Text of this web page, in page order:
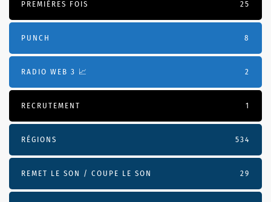
PREMIÈRES FOIS 25
PUNCH 8
RADIO WEB 3 📈 2
RECRUTEMENT 1
RÉGIONS 534
REMET LE SON / COUPE LE SON 29